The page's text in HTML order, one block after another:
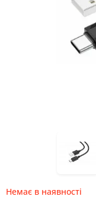
Немає в наявності